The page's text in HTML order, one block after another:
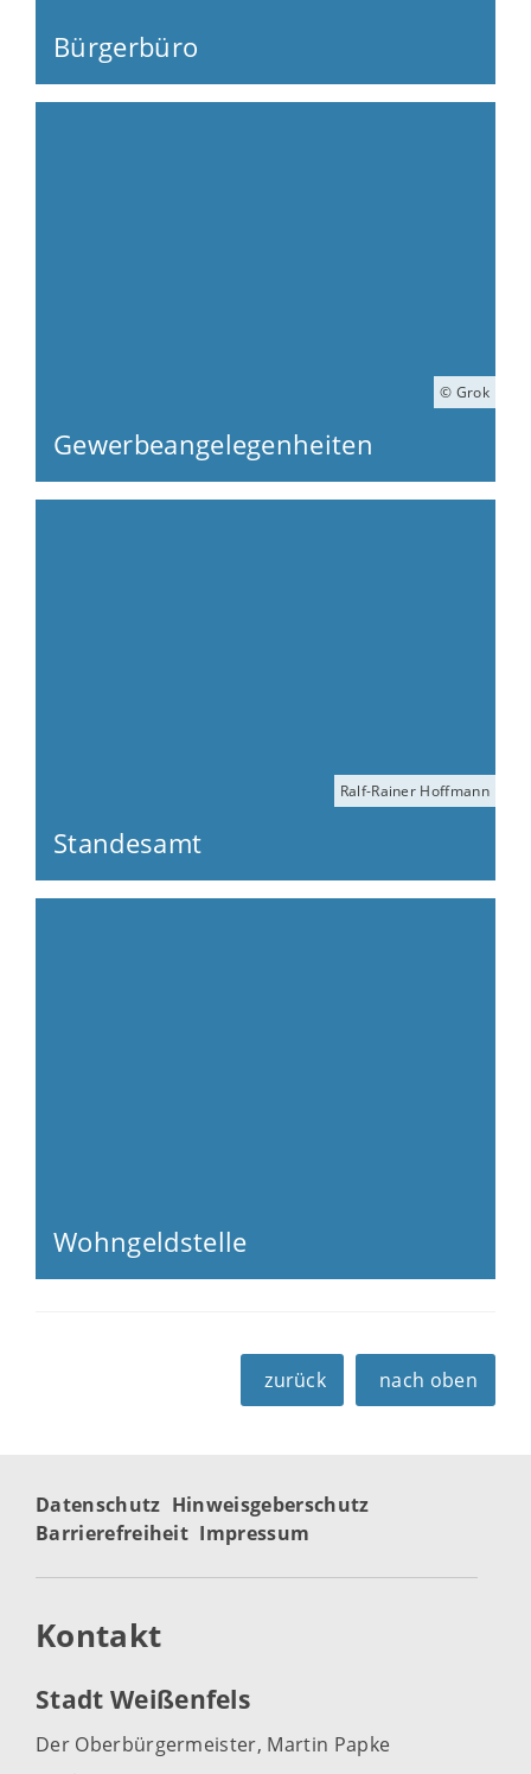
Bürgerbüro
© Grok
Gewerbeangelegenheiten
Ralf-Rainer Hoffmann
Standesamt
Wohngeldstelle
zurück nach oben
Datenschutz Hinweisgeberschutz
Barrierefreiheit Impressum
Kontakt
Stadt Weißenfels
Der Oberbürgermeister, Martin Papke